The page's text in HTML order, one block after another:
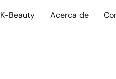
K-Beauty Acerca de